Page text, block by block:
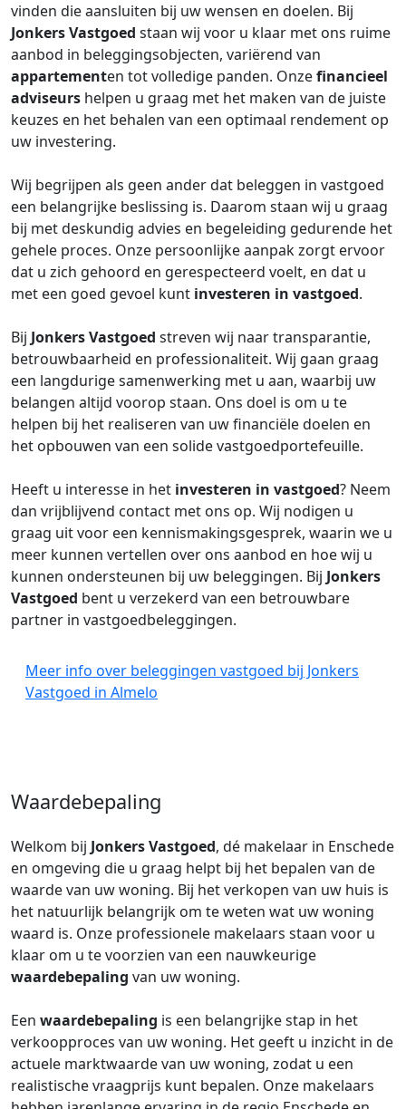
vinden die aansluiten bij uw wensen en doelen. Bij
Jonkers Vastgoed staan wij voor u klaar met ons ruime
aanbod in beleggingsobjecten, variërend van
appartementen tot volledige panden. Onzefinancieel
adviseurs helpen u graag met het maken van de juiste
keuzes en het behalen van een optimaal rendement op
uw investering.
Wij begrijpen als geen ander dat beleggen in vastgoed
een belangrijke beslissing is. Daarom staan wij u graag
bij met deskundig advies en begeleiding gedurende het
gehele proces. Onze persoonlijke aanpak zorgt ervoor
dat u zich gehoord en gerespecteerd voelt, en dat u
met een goed gevoel kunt investeren in vastgoed.
Bij Jonkers Vastgoed streven wij naar transparantie,
betrouwbaarheid en professionaliteit. Wij gaan graag
een langdurige samenwerking met u aan, waarbij uw
belangen altijd voorop staan. Ons doel is om u te
helpen bij het realiseren van uw financiële doelen en
het opbouwen van een solide vastgoedportefeuille.
Heeft u interesse in het investeren in vastgoed? Neem
dan vrijblijvend contact met ons op. Wij nodigen u
graag uit voor een kennismakingsgesprek, waarin we u
meer kunnen vertellen over ons aanbod en hoe wij u
kunnen ondersteunen bij uw beleggingen. Bij Jonkers
Vastgoed bent u verzekerd van een betrouwbare
partner in vastgoedbeleggingen.
Meer info over beleggingen vastgoed bij Jonkers
Vastgoed in Almelo
Waardebepaling
Welkom bij Jonkers Vastgoed, dé makelaar in Enschede
en omgeving die u graag helpt bij het bepalen van de
waarde van uw woning. Bij het verkopen van uw huis is
het natuurlijk belangrijk om te weten wat uw woning
waard is. Onze professionele makelaars staan voor u
klaar om u te voorzien van een nauwkeurige
waardebepaling van uw woning.
Een waardebepaling is een belangrijke stap in het
verkoopproces van uw woning. Het geeft u inzicht in de
actuele marktwaarde van uw woning, zodat u een
realistische vraagprijs kunt bepalen. Onze makelaars